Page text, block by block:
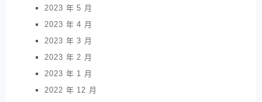
2023 年 5 月
2023 年 4 月
2023 年 3 月
2023 年 2 月
2023 年 1 月
2022 年 12 月